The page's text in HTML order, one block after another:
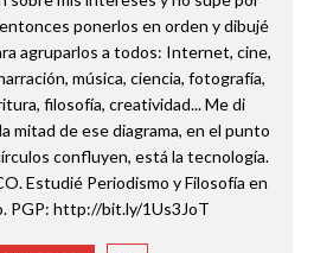
ponerlos en orden y dibujé
agruparlos a todos: Internet, cine,
música, ciencia, fotografía,
filosofía, creatividad... Me di
mitad de ese diagrama, en el punto
confluyen, está la tecnología.
Estudié Periodismo y Filosofía en
PGP: http://bit.ly/1Us3JoT